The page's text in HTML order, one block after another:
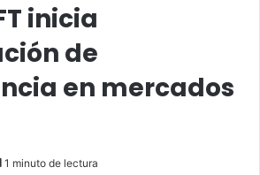
inicia
de
en mercados
1 minuto de lectura